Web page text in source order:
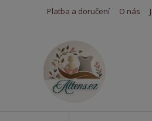
Platba a doručení O nás